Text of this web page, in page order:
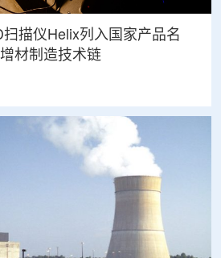
描仪Helix列入国家产品名
材制造技术链